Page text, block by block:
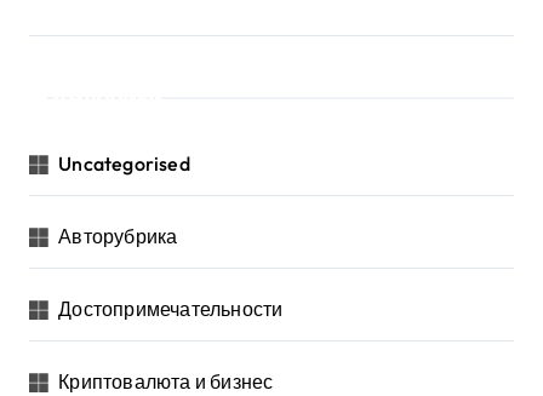
Uncategorised
Авторубрика
Достопримечательности
Криптовалюта и бизнес